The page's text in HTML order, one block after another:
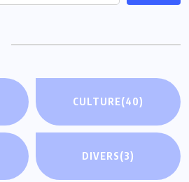
CULTURE(40)
DIVERS(3)